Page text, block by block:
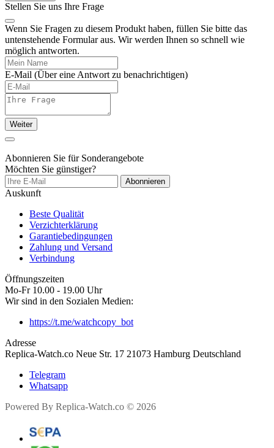
Stellen Sie uns Ihre Frage
Wenn Sie Fragen zu diesem Produkt haben, füllen Sie bitte das
untenstehende Formular aus. Wir werden Ihnen so schnell wie
möglich antworten.
E-Mail (Über eine Antwort zu benachrichtigen)
Weiter
Abonnieren Sie für Sonderangebote
Möchten Sie günstiger?
Abonnieren
Auskunft
Beste Qualität
Verzichterklärung
Garantiebedingungen
Zahlung und Versand
Verbindung
Öffnungszeiten
Mo-Fr 10.00 - 19.00 Uhr
Wir sind in den Sozialen Medien:
https://t.me/watchcopy_bot
Adresse
Replica-Watch.co Neue Str. 17 21073 Hamburg Deutschland
Telegram
Whatsapp
Powered By Replica-Watch.co © 2026